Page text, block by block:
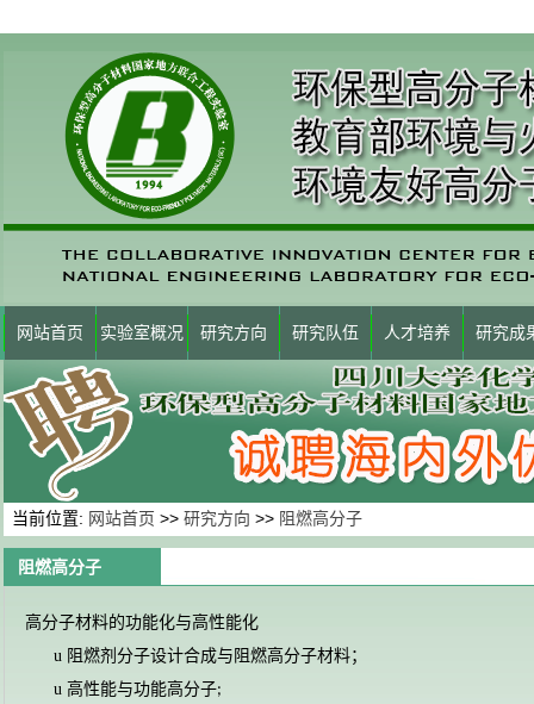
网站首页 实验室概况 研究方向 研究队伍 人才培养 研究成
当前位置: 网站首页 >> 研究方向 >> 阻燃高分子
阻燃高分子
高分子材料的功能化与高性能化
u 阻燃剂分子设计合成与阻燃高分子材料；
u 高性能与功能高分子;